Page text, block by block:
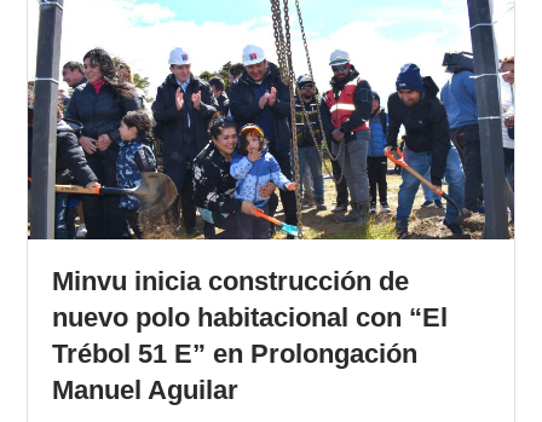
Minvu inicia construcción de
nuevo polo habitacional con “El
Trébol 51 E” en Prolongación
Manuel Aguilar